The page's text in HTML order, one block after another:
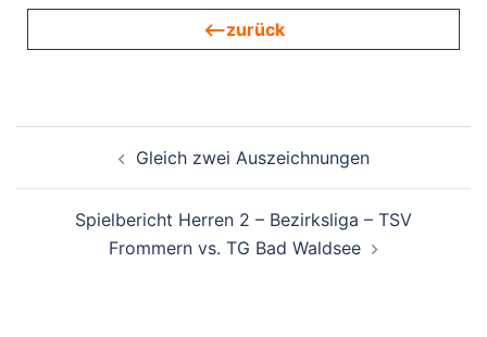
<—zurück
Gleich zwei Auszeichnungen
Spielbericht Herren 2 – Bezirksliga – TSV
Frommern vs. TG Bad Waldsee